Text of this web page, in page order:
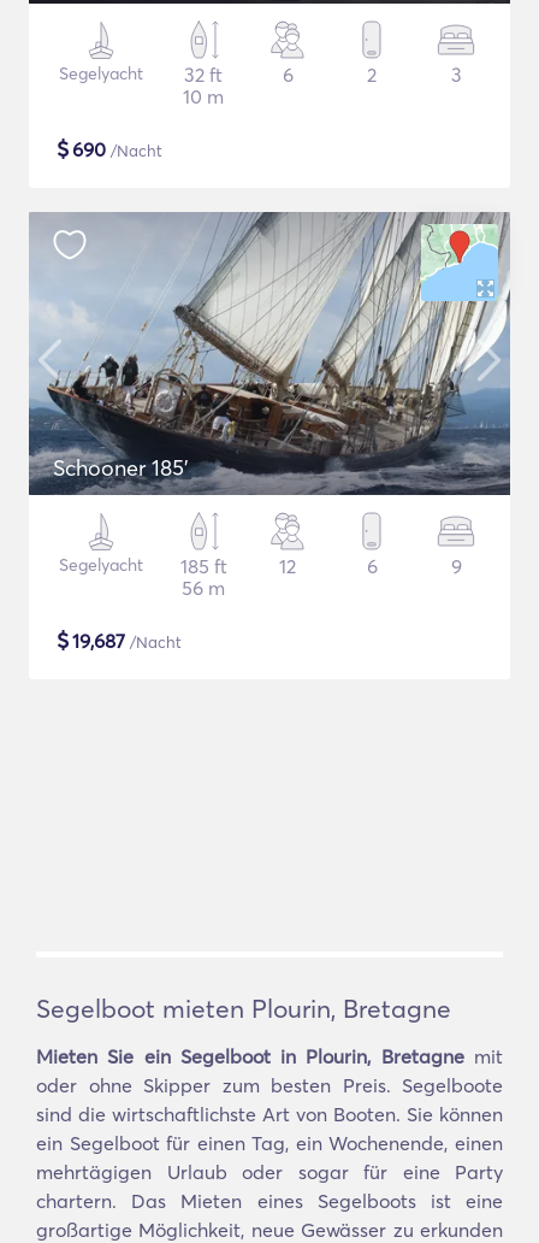
Segelyacht
32 ft
10 m
6 2 3
$690 /Nacht
Schooner 185'
Segelyacht
185 ft
56 m
12 6 9
$19,687 /Nacht
Segelboot mieten Plourin, Bretagne
Mieten Sie ein Segelboot in Plourin, Bretagnemit
oder ohne Skipper zum besten Preis. Segelboote
sind die wirtschaftlichste Art von Booten. Sie können
ein Segelboot für einen Tag, ein Wochenende, einen
mehrtägigen Urlaub oder sogar für eine Party
chartern. Das Mieten eines Segelboots ist eine
großartige Möglichkeit, neue Gewässer zu erkunden